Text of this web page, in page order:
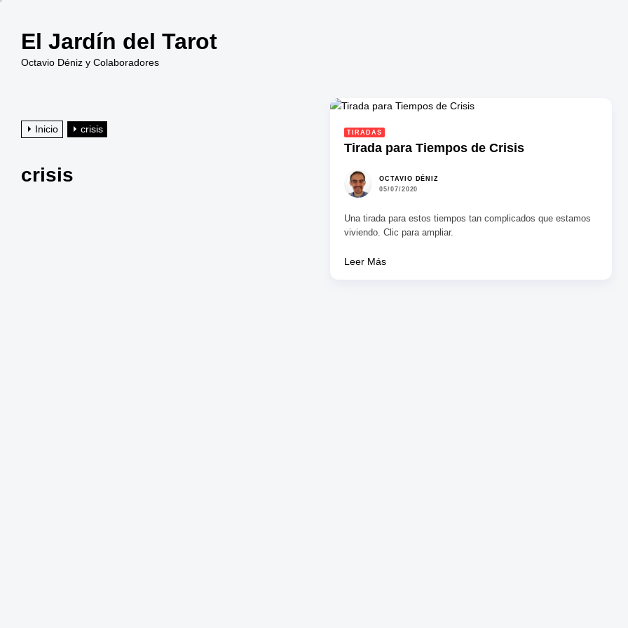
contenidoEl Jardín del Tarot
Octavio Déniz y Colaboradores
Inicio crisis
crisis
TIRADAS
Tirada para Tiempos de Crisis
OCTAVIO DÉNIZ
05/07/2020
Una tirada para estos tiempos tan complicados que estamos
viviendo. Clic para ampliar.
Leer Más